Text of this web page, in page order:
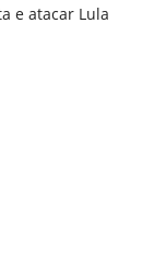
e atacar Lula